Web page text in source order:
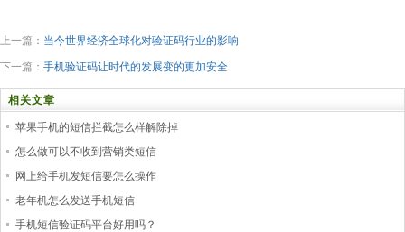
上一篇： 当今世界经济全球化对验证码行业的影响
下一篇： 手机验证码让时代的发展变的更加安全
相关文章
苹果手机的短信拦截怎么样解除掉
怎么做可以不收到营销类短信
网上给手机发短信要怎么操作
老年机怎么发送手机短信
手机短信验证码平台好用吗？